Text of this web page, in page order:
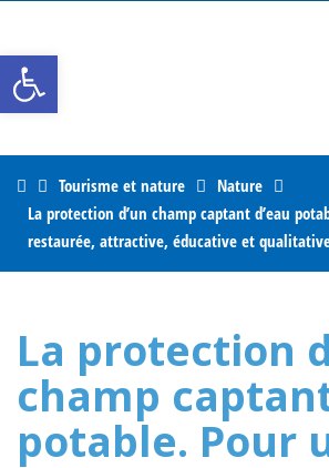
HomeTourisme et nature
Nature
La protection d’un champ captant d’eau
restaurée, attractive, éducative et
La protection
champ
potable. Pour
Ouvrir la barre d’outils